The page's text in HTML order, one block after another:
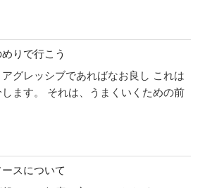
りで行こう
グレッシブであればなお良し これは
ます。 それは、うまくいくための前
スについて